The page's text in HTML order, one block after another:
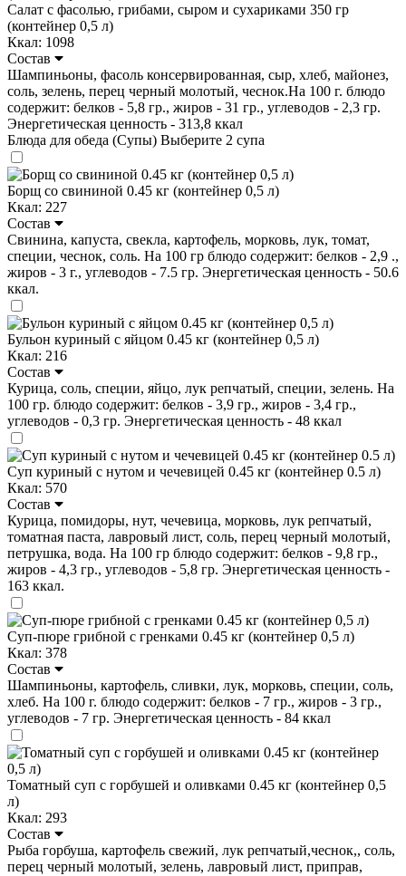
Салат с фасолью, грибами, сыром и сухариками 350 гр
(контейнер 0,5 л)
Ккал: 1098
Состав
Шампиньоны, фасоль консервированная, сыр, хлеб, майонез,
соль, зелень, перец черный молотый, чеснок.На 100 г. блюдо
содержит: белков - 5,8 гр., жиров - 31 гр., углеводов - 2,3 гр.
Энергетическая ценность - 313,8 ккал
Блюда для обеда (Супы) Выберите 2 супа
Борщ со свининой 0.45 кг (контейнер 0,5 л)
Ккал: 227
Состав
Свинина, капуста, свекла, картофель, морковь, лук, томат,
специи, чеснок, соль. На 100 гр блюдо содержит: белков - 2,9 .,
жиров - 3 г., углеводов - 7.5 гр. Энергетическая ценность - 50.6
ккал.
Бульон куриный с яйцом 0.45 кг (контейнер 0,5 л)
Ккал: 216
Состав
Курица, соль, специи, яйцо, лук репчатый, специи, зелень. На
100 гр. блюдо содержит: белков - 3,9 гр., жиров - 3,4 гр.,
углеводов - 0,3 гр. Энергетическая ценность - 48 ккал
Суп куриный с нутом и чечевицей 0.45 кг (контейнер 0.5 л)
Ккал: 570
Состав
Курица, помидоры, нут, чечевица, морковь, лук репчатый,
томатная паста, лавровый лист, соль, перец черный молотый,
петрушка, вода. На 100 гр блюдо содержит: белков - 9,8 гр.,
жиров - 4,3 гр., углеводов - 5,8 гр. Энергетическая ценность -
163 ккал.
Суп-пюре грибной с гренками 0.45 кг (контейнер 0,5 л)
Ккал: 378
Состав
Шампиньоны, картофель, сливки, лук, морковь, специи, cоль,
хлеб. На 100 г. блюдо содержит: белков - 7 гр., жиров - 3 гр.,
углеводов - 7 гр. Энергетическая ценность - 84 ккал
Томатный суп с горбушей и оливками 0.45 кг (контейнер 0,5
л)
Ккал: 293
Состав
Рыба горбуша, картофель свежий, лук репчатый,чеснок,, соль,
перец черный молотый, зелень, лавровый лист, приправ,